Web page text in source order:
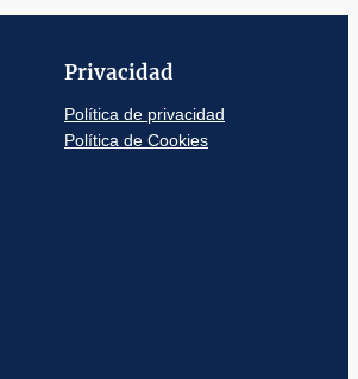
Privacidad
Política de privacidad
Política de Cookies